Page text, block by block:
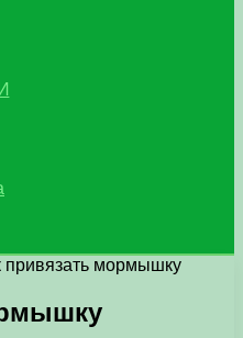
привязать мормышку